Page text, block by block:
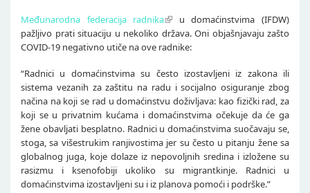
Međunarodna federacija radnika
u domaćinstvima (IFDW)
pažljivo prati situaciju u nekoliko država. Oni objašnjavaju zašto
COVID-19 negativno utiče na ove radnike:
“Radnici u domaćinstvima su često izostavljeni iz zakona ili
sistema vezanih za zaštitu na radu i socijalno osiguranje zbog
načina na koji se rad u domaćinstvu doživljava: kao fizički rad, za
koji se u privatnim kućama i domaćinstvima očekuje da će ga
žene obavljati besplatno. Radnici u domaćinstvima suočavaju se,
stoga, sa višestrukim ranjivostima jer su često u pitanju žene sa
globalnog juga, koje dolaze iz nepovoljnih sredina i izložene su
rasizmu i ksenofobiji ukoliko su migrantkinje. Radnici u
domaćinstvima izostavljeni su i iz planova pomoći i podrške.”